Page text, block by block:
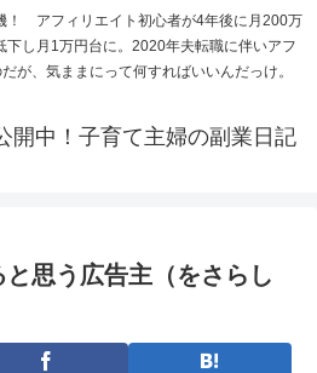
！ アフィリエイト初心者が4年後に月200万
下し月1万円台に。2020年夫転職に伴いアフ
が、気ままにって何すればいいんだっけ。
開中！子育て主婦の副業日記
思う広告主（をさらし